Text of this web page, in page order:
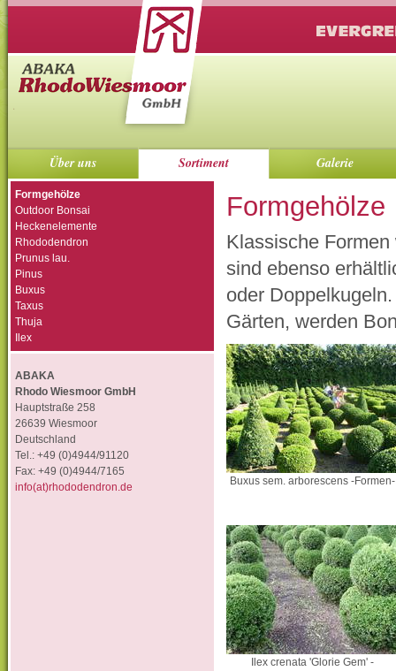
Über uns Sortiment Galerie
Formgehölze
Klassische
sind ebenso
oder
Gärten, werden
Buxus sem. arborescens -Formen-
Ilex crenata 'Glorie Gem' -
Formgehölze
Outdoor Bonsai
Heckenelemente
Rhododendron
Prunus lau.
Pinus
Buxus
Taxus
Thuja
Ilex
ABAKA
Rhodo Wiesmoor GmbH
Hauptstraße 258
26639 Wiesmoor
Deutschland
Tel.: +49 (0)4944/91120
Fax: +49 (0)4944/7165
info(at)rhododendron.de